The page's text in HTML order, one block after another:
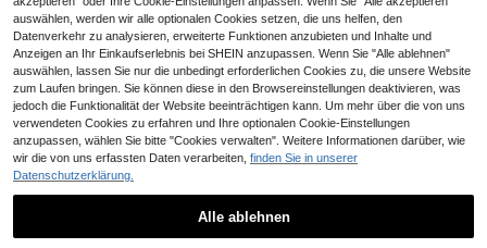
3
auswählen, werden wir alle optionalen Cookies setzen, die uns helfen, den
Datenverkehr zu analysieren, erweiterte Funktionen anzubieten und Inhalte und
Anzeigen an Ihr Einkaufserlebnis bei SHEIN anzupassen. Wenn Sie "Alle ablehnen"
auswählen, lassen Sie nur die unbedingt erforderlichen Cookies zu, die unsere Website
zum Laufen bringen. Sie können diese in den Browsereinstellungen deaktivieren, was
jedoch die Funktionalität der Website beeinträchtigen kann. Um mehr über die von uns
verwendeten Cookies zu erfahren und Ihre optionalen Cookie-Einstellungen
anzupassen, wählen Sie bitte "Cookies verwalten". Weitere Informationen darüber, wie
wir die von uns erfassten Daten verarbeiten, finden Sie in unserer
Datenschutzerklärung.
Alle ablehnen